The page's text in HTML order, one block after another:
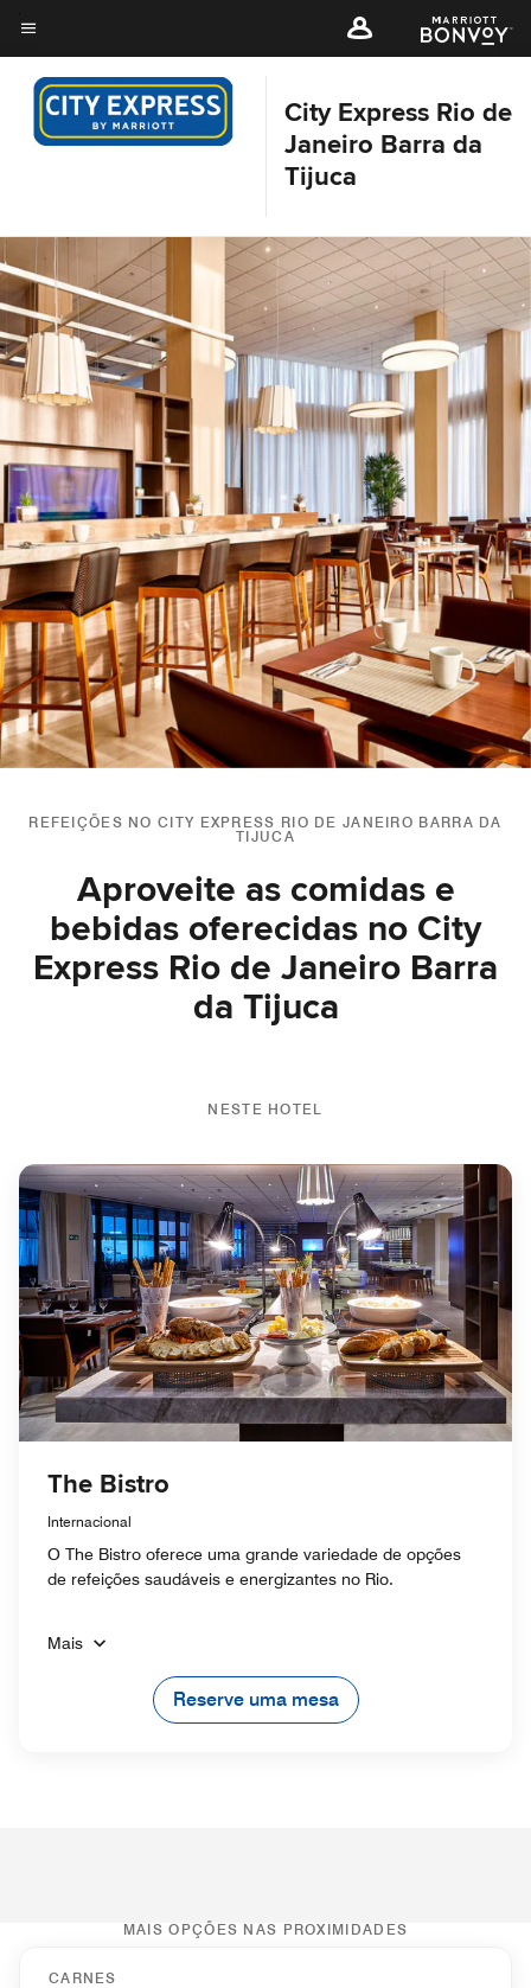
Skip
to
main
content
Texto do menu
City Express Rio de
Janeiro Barra da
Tijuca
REFEIÇÕES NO CITY EXPRESS RIO DE JANEIRO BARRA DA
TIJUCA
Aproveite as comidas e
bebidas oferecidas no City
Express Rio de Janeiro Barra
da Tijuca
NESTE HOTEL
The Bistro
Internacional
O The Bistro oferece uma grande variedade de opções
de refeições saudáveis e energizantes no Rio.
Mais
Reserve uma mesa
MAIS OPÇÕES NAS PROXIMIDADES
CARNES